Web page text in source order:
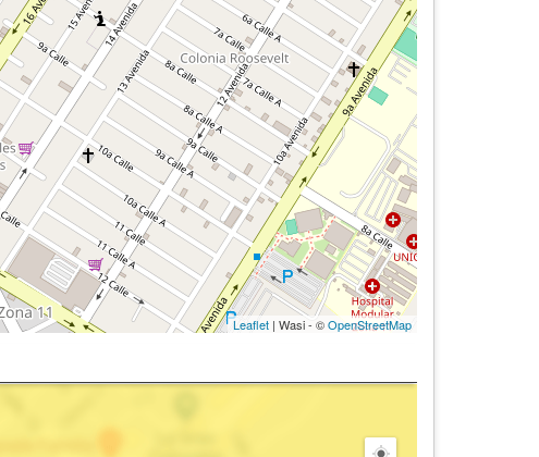
Leaflet | Wasi - ©OpenStreetMap